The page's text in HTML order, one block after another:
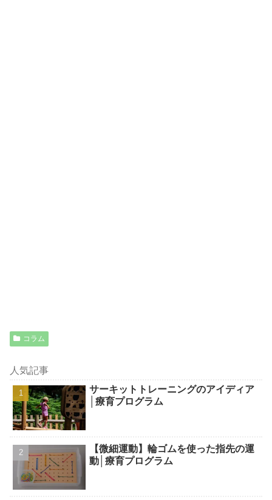
コラム
人気記事
サーキットトレーニングのアイディア
│療育プログラム
【微細運動】輪ゴムを使った指先の運
動│療育プログラム